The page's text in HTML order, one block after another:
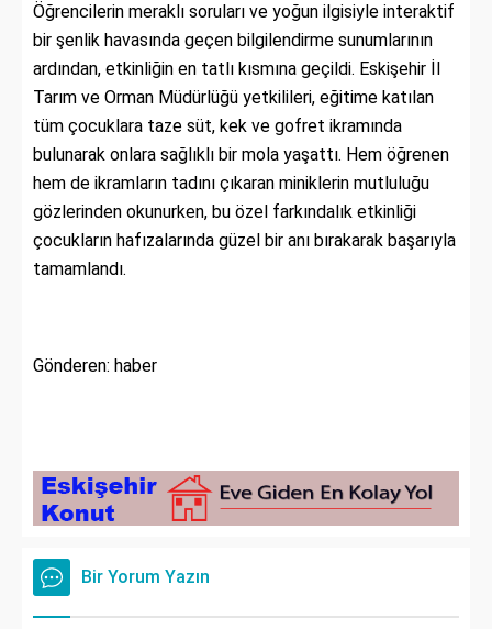
Öğrencilerin meraklı soruları ve yoğun ilgisiyle interaktif
bir şenlik havasında geçen bilgilendirme sunumlarının
ardından, etkinliğin en tatlı kısmına geçildi. Eskişehir İl
Tarım ve Orman Müdürlüğü yetkilileri, eğitime katılan
tüm çocuklara taze süt, kek ve gofret ikramında
bulunarak onlara sağlıklı bir mola yaşattı. Hem öğrenen
hem de ikramların tadını çıkaran miniklerin mutluluğu
gözlerinden okunurken, bu özel farkındalık etkinliği
çocukların hafızalarında güzel bir anı bırakarak başarıyla
tamamlandı.
Gönderen: haber
Bir Yorum Yazın